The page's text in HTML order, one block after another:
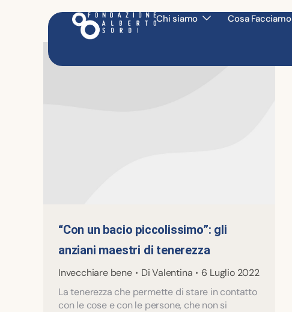
Chi siamo Cosa Facciamo
“Con un bacio piccolissimo”: gli
anziani maestri di tenerezza
Invecchiare bene DiValentina
6 Luglio 2022
La tenerezza che permette di stare in contatto
con le cose e con le persone, che non si